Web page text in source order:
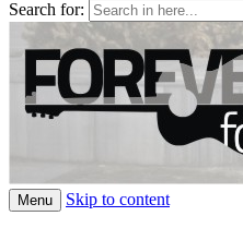
Search for:
ForeverFolk
Muzica sufletului tau
Menu Skip to content